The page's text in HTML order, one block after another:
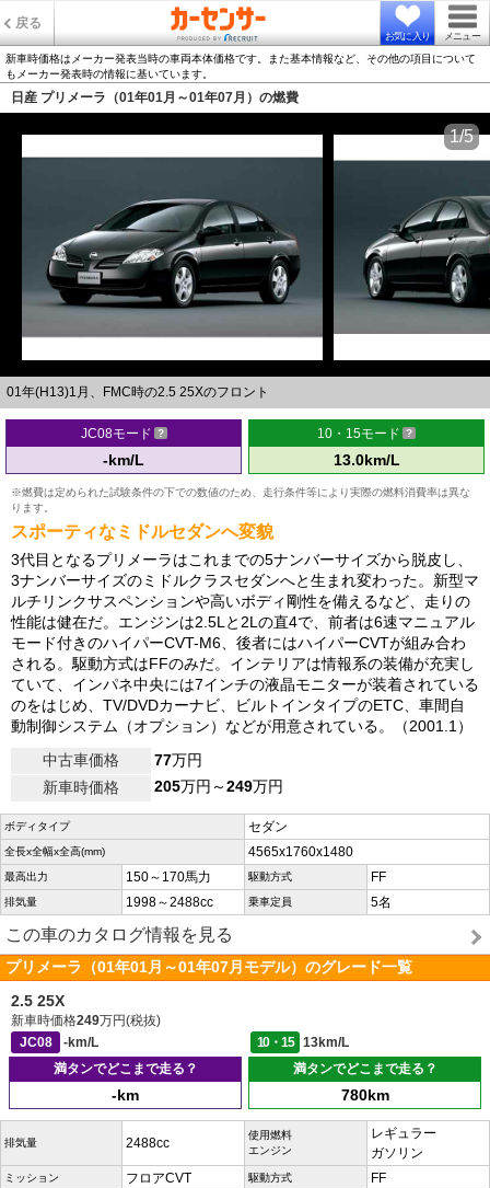
戻る
お気に入り メニュー
新車時価格はメーカー発表当時の車両本体価格です。また基本情報など、その他の項目について
もメーカー発表時の情報に基いています。
日産 プリメーラ（01年01月～01年07月）の燃費
01年(H13)1月、FMC時の2.5 25Xのフロント
1/5
JC08モード
-km/L
10・15モード
13.0km/L
※燃費は定められた試験条件の下での数値のため、走行条件等により実際の燃料消費率は異な
ります。
スポーティなミドルセダンへ変貌
3代目となるプリメーラはこれまでの5ナンバーサイズから脱皮し、
3ナンバーサイズのミドルクラスセダンへと生まれ変わった。新型マ
ルチリンクサスペンションや高いボディ剛性を備えるなど、走りの
性能は健在だ。エンジンは2.5Lと2Lの直4で、前者は6速マニュアル
モード付きのハイパーCVT-M6、後者にはハイパーCVTが組み合わ
される。駆動方式はFFのみだ。インテリアは情報系の装備が充実し
ていて、インパネ中央には7インチの液晶モニターが装着されている
のをはじめ、TV/DVDカーナビ、ビルトインタイプのETC、車間自
動制御システム（オプション）などが用意されている。（2001.1）
中古車価格
77万円
新車時価格
205万円～249万円
ボディタイプ セダン
全長x全幅x全高(mm) 4565x1760x1480
最高出力 150～170馬力 駆動方式 FF
排気量 1998～2488cc 乗車定員 5名
この車のカタログ情報を見る
プリメーラ（01年01月～01年07月モデル）のグレード一覧
2.5 25X
新車時価格249万円(税抜)
JC08
-km/L 10・15
13km/L
満タンでどこまで走る？
-km
満タンでどこまで走る？
780km
排気量 2488cc
使用燃料
エンジン
レギュラー
ガソリン
ミッション フロアCVT 駆動方式 FF